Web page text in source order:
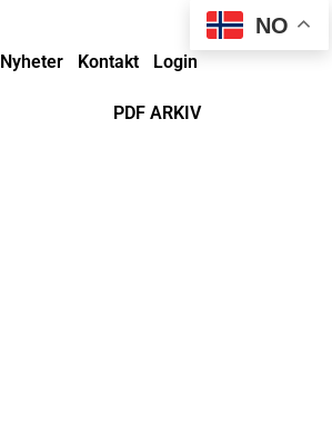
NO
Nyheter Kontakt Login
PDF ARKIV